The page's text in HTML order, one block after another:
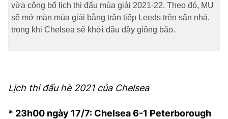
BÁO GIẤY
TRA CỨU PHƯỜNG XÃ
vừa công bố lịch thi đấu mùa giải 2021-22. Theo đó, MU
sẽ mở màn mùa giải bằng trận tiếp Leeds trên sân nhà,
trong khi Chelsea sẽ khởi đầu đầy giông bão.
Lịch thi đấu hè 2021 của Chelsea
* 23h00 ngày 17/7: Chelsea 6-1 Peterborough